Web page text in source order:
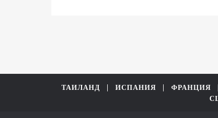
ТАИЛАНД ИСПАНИЯ ФРАНЦИЯ